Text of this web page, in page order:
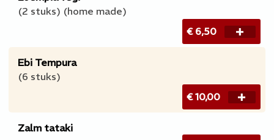
(2 stuks) (home made)
€ 6,50
Ebi Tempura
(6 stuks)
€ 10,00
Zalm tataki